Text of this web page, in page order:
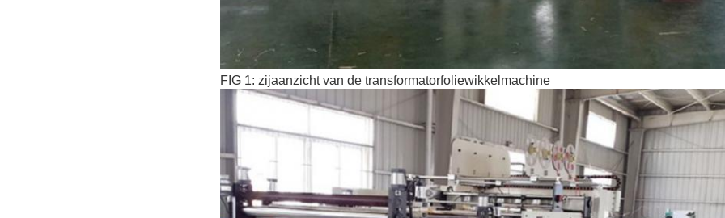
FIG 1: zijaanzicht van de transformatorfoliewikkelmachine